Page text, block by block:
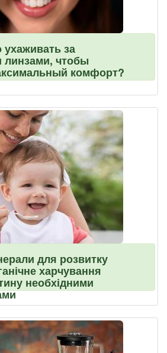
за
чтобы
комфорт?
для розвитку
харчування
необхідними